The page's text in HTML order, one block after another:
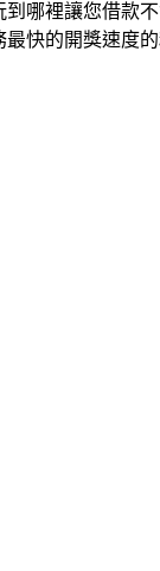
哪裡讓您借款
快的開獎速度